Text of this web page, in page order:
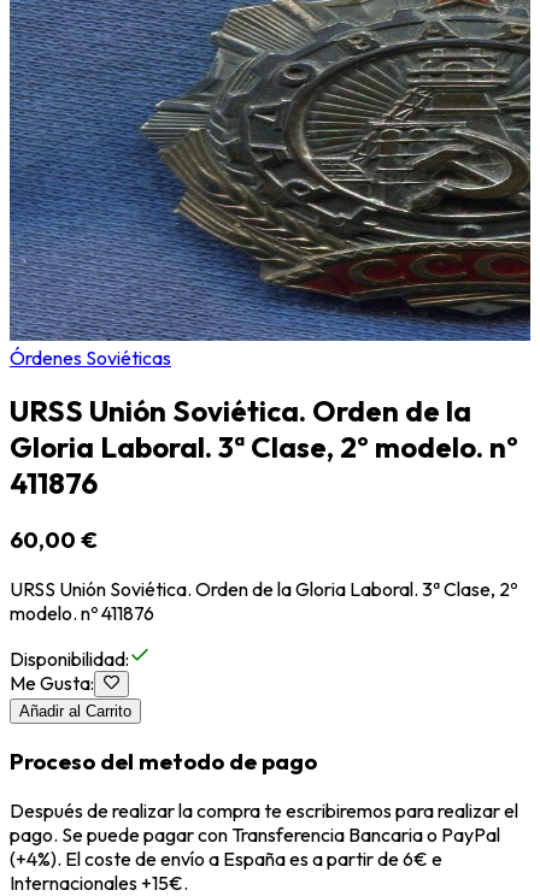
Órdenes Soviéticas
URSS Unión Soviética. Orden de la
Gloria Laboral. 3ª Clase, 2º modelo. nº
411876
60,00 €
URSS Unión Soviética. Orden de la Gloria Laboral. 3ª Clase, 2º
modelo. nº 411876
Disponibilidad:
Me Gusta:
Añadir al Carrito
Proceso del metodo de pago
Después de realizar la compra te escribiremos para realizar el
pago. Se puede pagar con Transferencia Bancaria o PayPal
(+4%). El coste de envío a España es a partir de 6€ e
Internacionales +15€.